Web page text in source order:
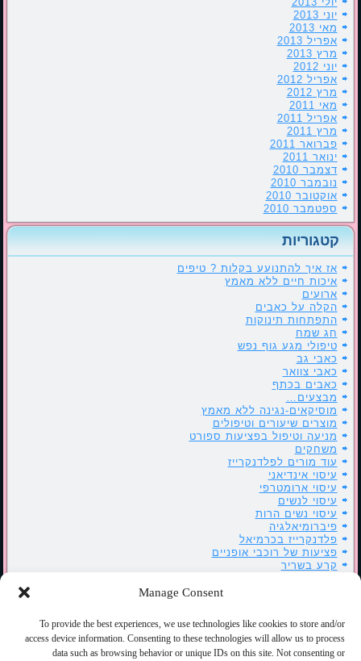
Manage Consent
To provide the best experiences, we use technologies like cookies to store and/or
access device information. Consenting to these technologies will allow us to process
data such as browsing behavior or unique IDs on this site. Not consenting or
יוני 2013
מאי 2013
אפריל 2013
מרץ 2013
יוני 2012
אפריל 2012
מרץ 2012
מאי 2011
אפריל 2011
מרץ 2011
פברואר 2011
ינואר 2011
דצמבר 2010
נובמבר 2010
אוקטובר 2010
ספטמבר 2010
קטגוריות
אז איך להתנועע בקלות ? טיפים
איכות חיים ללא מאמץ
ארועים
הקלה על כאבים
התפתחות תינוקות
חג שמח
טיפולי מגע גוף נפש
כאבי גב
כאבי צוואר
כאבים בכתף
מבצעים…
מוסיקאים-נגינה ללא מאמץ
מוצרים שיעורים וטיפולים
מניעה וטיפול בפציעות ספורט
משחקים
עוד מורים לפלדנקרייז
עיסוי אינדיאני
עיסוי ארומטרפי
עיסוי לנשים
עיסוי נשים הרות
פיברומיאלגיה
פלדנקרייז בכרמיאל
פציעות של רוכבי אופניים
קרע בשריר
שיעורי פלדנקרייז בהנחיה – ATM
תאור מקרה